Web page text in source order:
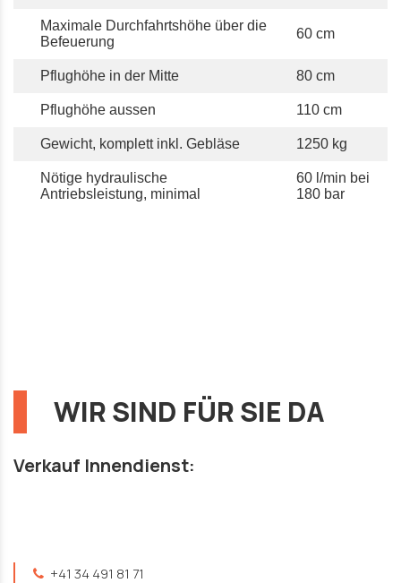
Maximale Durchfahrtshöhe über die
Befeuerung
60 cm
Pflughöhe in der Mitte 80 cm
Pflughöhe aussen 110 cm
Gewicht, komplett inkl. Gebläse 1250 kg
Nötige hydraulische
Antriebsleistung, minimal
60 l/min bei
180 bar
WIR SIND FÜR SIE DA
Verkauf Innendienst:
+41 34 491 81 71